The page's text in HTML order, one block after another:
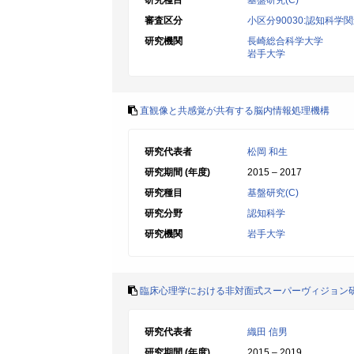
審査区分
小区分90030:認知科学
研究機関
長崎総合科学大学
岩手大学
直観像と共感覚が共有する脳内情報処理機構
研究代表者
松岡 和生
研究期間 (年度)
2015 – 2017
研究種目
基盤研究(C)
研究分野
認知科学
研究機関
岩手大学
臨床心理学における非対面式スーパーヴィジョン
研究代表者
織田 信男